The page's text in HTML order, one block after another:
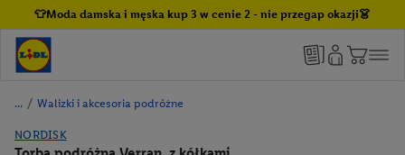
👕Moda damska i męska kup 3 w cenie 2 - nie przegap okazji👗
/ Walizki i akcesoria podróżne
NORDISK